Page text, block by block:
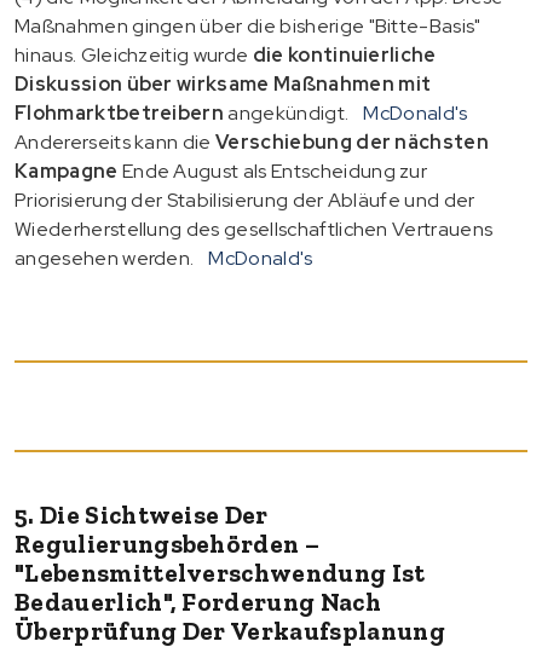
Maßnahmen gingen über die bisherige "Bitte-Basis"
hinaus. Gleichzeitig wurde die kontinuierliche
Diskussion über wirksame Maßnahmen mit
Flohmarktbetreibernangekündigt.
McDonald's
Andererseits kann dieVerschiebung der nächsten
Kampagne Ende August als Entscheidung zur
Priorisierung der Stabilisierung der Abläufe und der
Wiederherstellung des gesellschaftlichen Vertrauens
angesehen werden.
McDonald's
5. Die Sichtweise Der
Regulierungsbehörden –
"Lebensmittelverschwendung Ist
Bedauerlich", Forderung Nach
Überprüfung Der Verkaufsplanung